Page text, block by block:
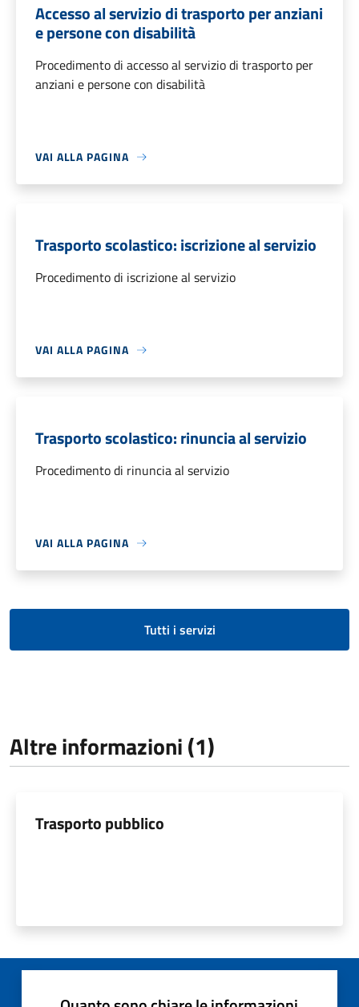
Accesso al servizio di trasporto per anziani
e persone con disabilità
Procedimento di accesso al servizio di trasporto per
anziani e persone con disabilità
VAI ALLA PAGINA
Trasporto scolastico: iscrizione al servizio
Procedimento di iscrizione al servizio
VAI ALLA PAGINA
Trasporto scolastico: rinuncia al servizio
Procedimento di rinuncia al servizio
VAI ALLA PAGINA
Tutti i servizi
Altre informazioni (1)
Trasporto pubblico